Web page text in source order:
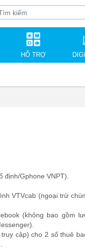
HỖ TRỢ
định/Gphone VNPT).
VTVcab (ngoại trừ
(không bao gồm
cập) cho 2 số thuê